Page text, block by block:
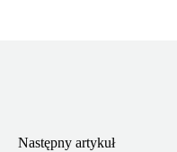
Następny artykuł